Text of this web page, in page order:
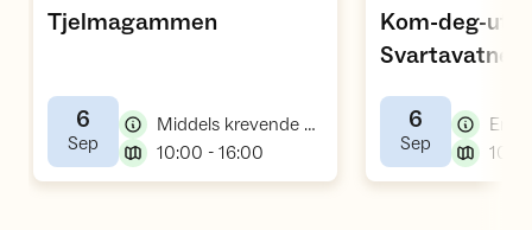
Tjelmagammen,
6
Sep
Middels krevende arrangement, kom deg ut-dagen
10:00 - 16:00
Kom-deg-ut
Svartavatnet
Turlag
6
Sep